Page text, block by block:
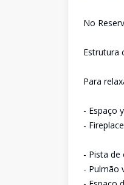
No
Estrutura
Para
- Espaço
- Fireplace
- Pista
- Pulmão